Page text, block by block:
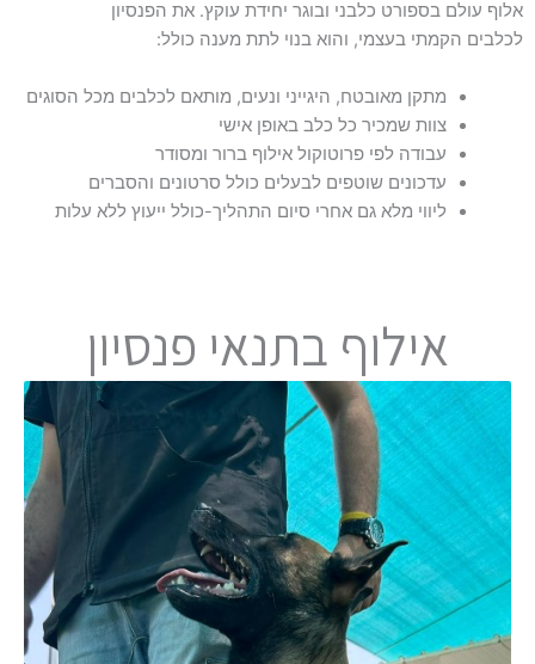
אלוף עולם בספורט כלבני ובוגר יחידת עוקץ. את הפנסיון
לכלבים הקמתי בעצמי, והוא בנוי לתת מענה כולל:
מתקן מאובטח, היגייני ונעים, מותאם לכלבים מכל הסוגים
צוות שמכיר כל כלב באופן אישי
עבודה לפי פרוטוקול אילוף ברור ומסודר
עדכונים שוטפים לבעלים כולל סרטונים והסברים
ליווי מלא גם אחרי סיום התהליך-כולל ייעוץ ללא עלות
אילוף בתנאי פנסיון